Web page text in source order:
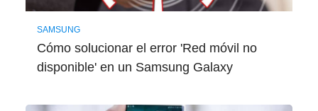
SAMSUNG
Cómo solucionar el error 'Red móvil no
disponible' en un Samsung Galaxy